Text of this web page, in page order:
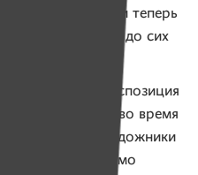
на мусорке, и теперь
А район до сих
откроется экспозиция
они создали во время
ближе к зиме художники
картины прямо